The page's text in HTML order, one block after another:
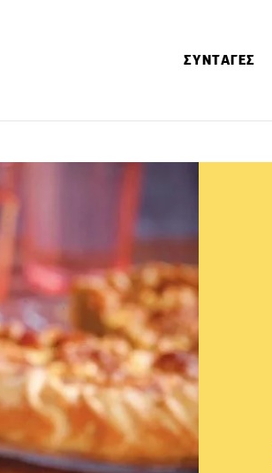
ΣΥΝΤΑΓΕΣ